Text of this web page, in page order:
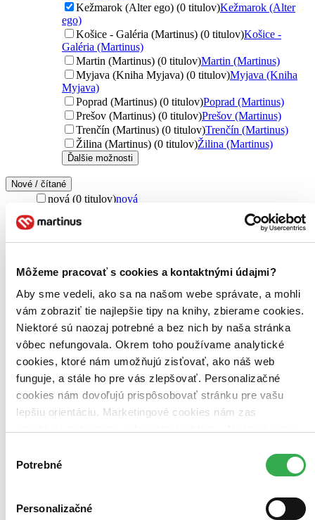
Môžeme pracovať s cookies a kontaktnými údajmi?
Aby sme vedeli, ako sa na našom webe správate, a mohli
vám zobraziť tie najlepšie tipy na knihy, zbierame cookies.
Niektoré sú naozaj potrebné a bez nich by naša stránka
vôbec nefungovala. Okrem toho používame analytické
cookies, ktoré nám umožňujú zisťovať, ako náš web
funguje, a stále ho pre vás zlepšovať. Personalizačné
cookies nám dovoľujú prispôsobovať stránku pre vašu
lepšiu orientáciu. Marketingové cookies nám zas
keby sme mohli používať všetky tieto cookies. Ďakujeme!
súhlasu
Potrebné
Personalizačné
Kežmarok (Alter ego) (0 titulov)Kežmarok (Alter
ego)
Košice - Galéria (Martinus) (0 titulov)Košice -
Galéria (Martinus)
Martin (Martinus) (0 titulov)Martin (Martinus)
Myjava (Kniha Myjava) (0 titulov)Myjava (Kniha
Myjava)
Poprad (Martinus) (0 titulov)Poprad (Martinus)
Prešov (Martinus) (0 titulov)Prešov (Martinus)
Trenčín (Martinus) (0 titulov)Trenčín (Martinus)
Žilina (Martinus) (0 titulov)Žilina (Martinus)
Ďalšie možnosti
Nové / čítané
nová (0 titulov)nová
čítaná - výborný stav (0 titulov)
čítaná - výborný stav
čítaná - mierne opotrebovaná (0 titulov)čítaná - mierne
čítané verzie vypredaných kníh (0 titulov) čítané verzie
vypredaných kníh
Vydavateľstvo
Rebo
Väzba
brožovaná väzba (1 titul)brožovaná väzba 1
Zúžiť výber
Zoradiť
Novinky